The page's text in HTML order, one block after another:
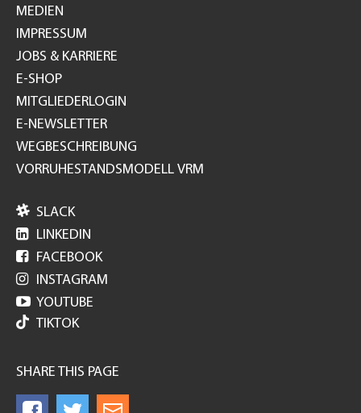
MEDIEN
IMPRESSUM
JOBS & KARRIERE
E-SHOP
MITGLIEDERLOGIN
E-NEWSLETTER
WEGBESCHREIBUNG
VORRUHESTANDSMODELL VRM
 SLACK
 LINKEDIN
 FACEBOOK
 INSTAGRAM
 YOUTUBE
TIKTOK
SHARE THIS PAGE